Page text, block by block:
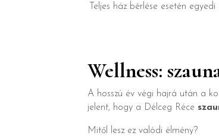
Teljes ház bérlése esetén
Wellness:
A hosszú év végi hajrá után a
jelent, hogy a Délceg Réce
Mitől lesz ez valódi élmény?